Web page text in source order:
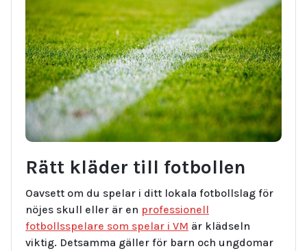
Rätt kläder till fotbollen
Oavsett om du spelar i ditt lokala fotbollslag för
nöjes skull eller är en professionell
fotbollsspelare som spelar i VM är klädseln
viktig. Detsamma gäller för barn och ungdomar